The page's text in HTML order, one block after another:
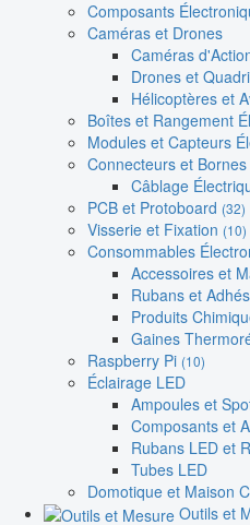
Composants
Caméras et Drones
Caméras
Drones et
Hélicoptères et
Boîtes et Rangement
Modules et Capteurs
Connecteurs et Bornes
Câblage
PCB et Protoboard (32)
Visserie et Fixation (10)
Consommables
Accessoires et
Rubans et
Produits
Gaines
Raspberry Pi (10)
Éclairage LED
Ampoules et
Composants et
Rubans LED et
Tubes LED
Domotique et Maison
Outils et